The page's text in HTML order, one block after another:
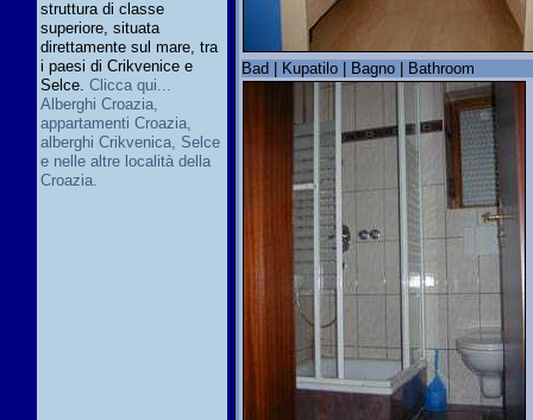
struttura di classe
superiore, situata
direttamente sul mare, tra
i paesi di Crikvenice e
Selce. Clicca qui...
Alberghi Croazia,
appartamenti Croazia,
alberghi Crikvenica, Selce
e nelle altre località della
Croazia.
Bad | Kupatilo | Bagno | Bathroom